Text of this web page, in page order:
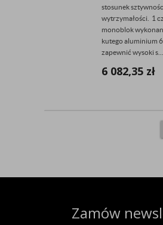
stosunek
wytrzymałości. 1
monoblok
kutego aluminium
zapewnić wysoki s...
6 082,35 zł
Zamów